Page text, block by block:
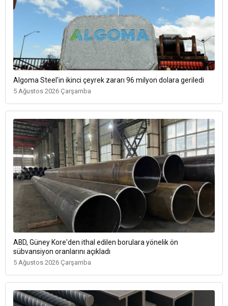
Algoma Steel'in ikinci çeyrek zararı 96 milyon dolara geriledi
5 Ağustos 2026 Çarşamba
ABD, Güney Kore'den ithal edilen borulara yönelik ön
sübvansiyon oranlarını açıkladı
5 Ağustos 2026 Çarşamba